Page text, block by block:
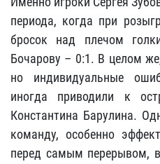
периода, когда при
бросок над плечом
Бочарову – 0:1. В целом
но индивидуальные
иногда приводили к
Константина Барулина.
команду, особенно
перед самым перерывом,